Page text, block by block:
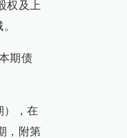
权及上
期债
），在
，附第